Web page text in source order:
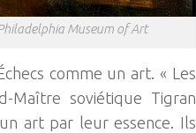
Museum of Art
comme un art. « Les
soviétique Tigran
art par leur essence. Ils